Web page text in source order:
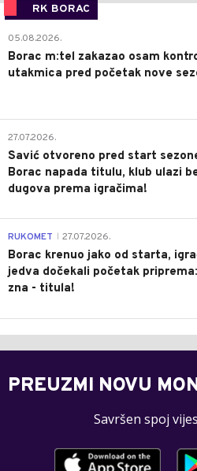
RK BORAC
05.08.2026.
Borac m:tel zakazao osam
utakmica pred početak nove
27.07.2026.
Savić otvoreno pred start
Borac napada titulu, klub ulazi
dugova prema igračima!
RUKOMET 27.07.2026.
Borac krenuo jako od starta,
jedva dočekali početak
zna - titula!
PREUZMI NOVU
Savršen spoj